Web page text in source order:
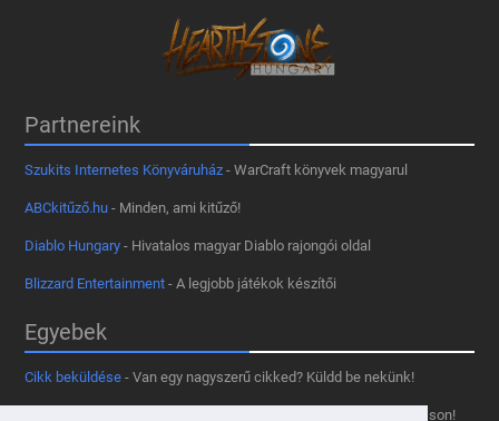
Partnereink
Szukits Internetes Könyváruház - WarCraft könyvek magyarul
ABCkitűző.hu - Minden, ami kitűző!
Diablo Hungary - Hivatalos magyar Diablo rajongói oldal
Blizzard Entertainment - A legjobb játékok készítői
Egyebek
Cikk beküldése - Van egy nagyszerű cikked? Küldd be nekünk!
- Tetszik az oldal? Segíts, hogy fennmaradhasson!